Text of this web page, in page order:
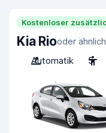
Kostenloser
Kia Riooder
Automatik
5